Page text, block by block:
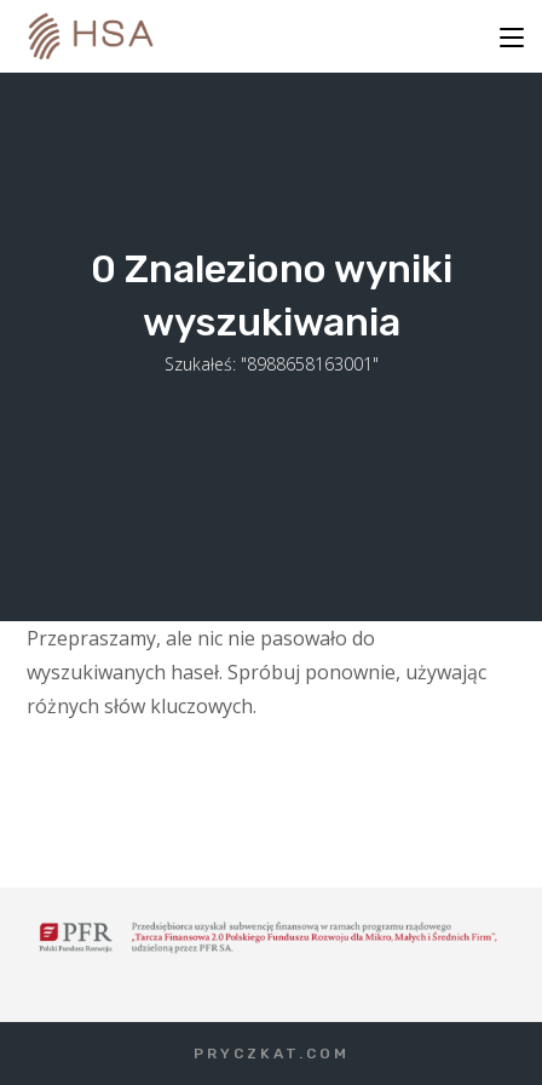
content
0 Znaleziono wyniki
wyszukiwania
Szukałeś: "8988658163001"
Przepraszamy, ale nic nie pasowało do
wyszukiwanych haseł. Spróbuj ponownie, używając
różnych słów kluczowych.
PRYCZKAT.COM